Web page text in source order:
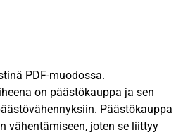
PDF-muodossa.
on päästökauppa ja sen
Päästökauppa
vähentämiseen, joten se liittyy